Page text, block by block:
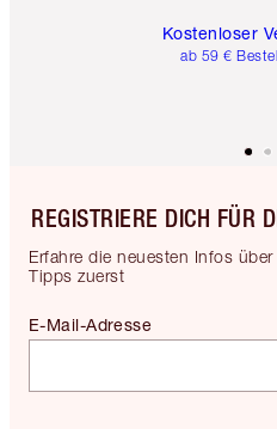
Kostenloser
ab 59 €
REGISTRIERE DICH FÜR
Erfahre die neuesten Infos
Tipps zuerst
E-Mail-Adresse